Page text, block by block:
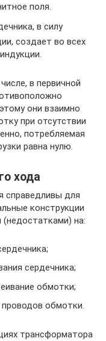
поля.
в силу
создает во всех
в первичной
они взаимно
при отсутствии
потребляемая
равна нулю.
хода
справедливы для
конструкции
на:
сердечника;
обмотки;
обмотки.
трансформатора